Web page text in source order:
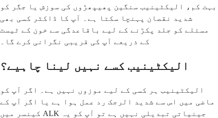
بہت کم، الیکٹینیب سنگین پھیپھڑوں کی سوزش یا جگر کو
شدید نقصان پہنچا سکتا ہے۔ آپ کا ڈاکٹر کسی بھی
مسئلے کو جلد پکڑنے کے لیے باقاعدگی سے خون کے ٹیسٹ
کے ذریعے آپ کی قریبی نگرانی کرے گا۔
الیکٹینیب کسے نہیں لینا چاہیے؟
الیکٹینیب ہر کسی کے لیے موزوں نہیں ہے۔ اگر آپ کو
ماضی میں اس سے شدید الرجک رد عمل ہوا ہے یا اگر آپ کے
کینسر میں ALK جینیاتی تبدیلی نہیں ہے تو آپ کو یہ